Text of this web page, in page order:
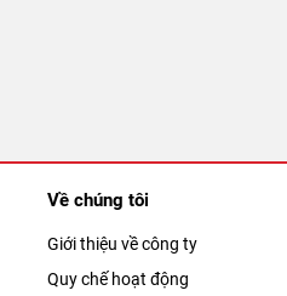
Về chúng tôi
Giới thiệu về công ty
Quy chế hoạt động